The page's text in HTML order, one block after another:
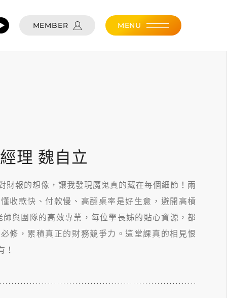
MEMBER MENU
理 魏自立
財報的想像，讓我發現魔鬼真的藏在每個細節！兩
收款快、付款慢、高翻桌率是好生意，避開高槓
與團隊的高效專業，每位學長姊的貼心資源，都
修，累積真正的財務競爭力。這堂課真的相見恨
！